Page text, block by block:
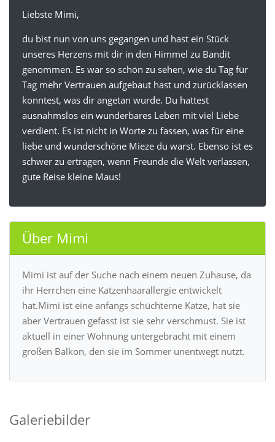
Liebste Mimi,
du bist nun von uns gegangen und hast ein Stück
unseres Herzens mit dir in den Himmel zu Bandit
genommen. Es war so schön zu sehen, wie du Tag für
Tag mehr Vertrauen aufgebaut hast und zurücklassen
konntest, was dir angetan wurde. Du hattest
ausnahmslos ein wunderbares Leben mit viel Liebe
verdient. Es ist nicht in Worte zu fassen, was für eine
liebe und wunderschöne Mieze du warst. Ebenso ist es
schwer zu ertragen, wenn Freunde die Welt verlassen,
gute Reise kleine Maus!
Über Mimi
Mimi ist auf der Suche nach einem neuen Zuhause, da
ihr Herrchen eine Katzenhaarallergie entwickelt
hat.Mimi ist eine anfangs schüchterne Katze, hat sie
aber Vertrauen gefasst ist sie sehr verschmust. Sie ist
aktuell in einer Wohnung untergebracht mit einem
großen Balkon, den sie im Sommer unentwegt nutzt.
Galeriebilder